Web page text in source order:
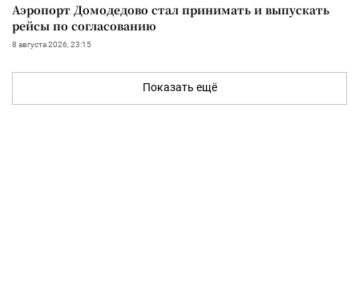
Аэропорт Домодедово стал принимать и выпускать
рейсы по согласованию
8 августа 2026, 23:15
Показать ещё